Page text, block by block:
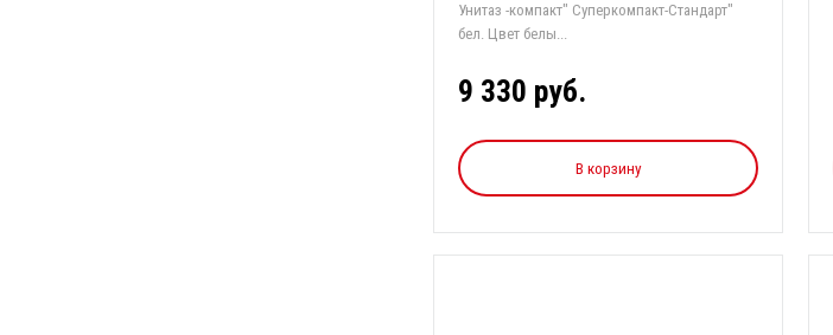
Унитаз -компакт" Суперкомпакт-Стандарт"
бел. Цвет белы...
9 330 руб.
В корзину